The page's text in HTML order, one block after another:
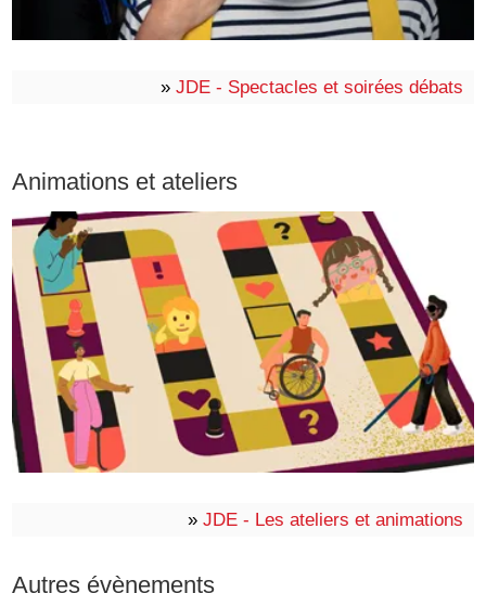
» JDE - Spectacles et soirées débats
Animations et ateliers
» JDE - Les ateliers et animations
Autres évènements